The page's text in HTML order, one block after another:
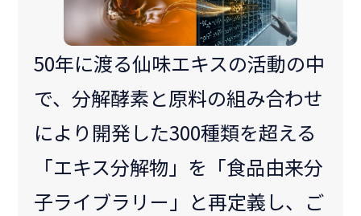
50年に渡る仙味エキスの活動の中
で、分解酵素と原料の組み合わせ
により開発した300種類を超える
「エキス分解物」を「食品由来分
子ライブラリー」と再定義し、ご